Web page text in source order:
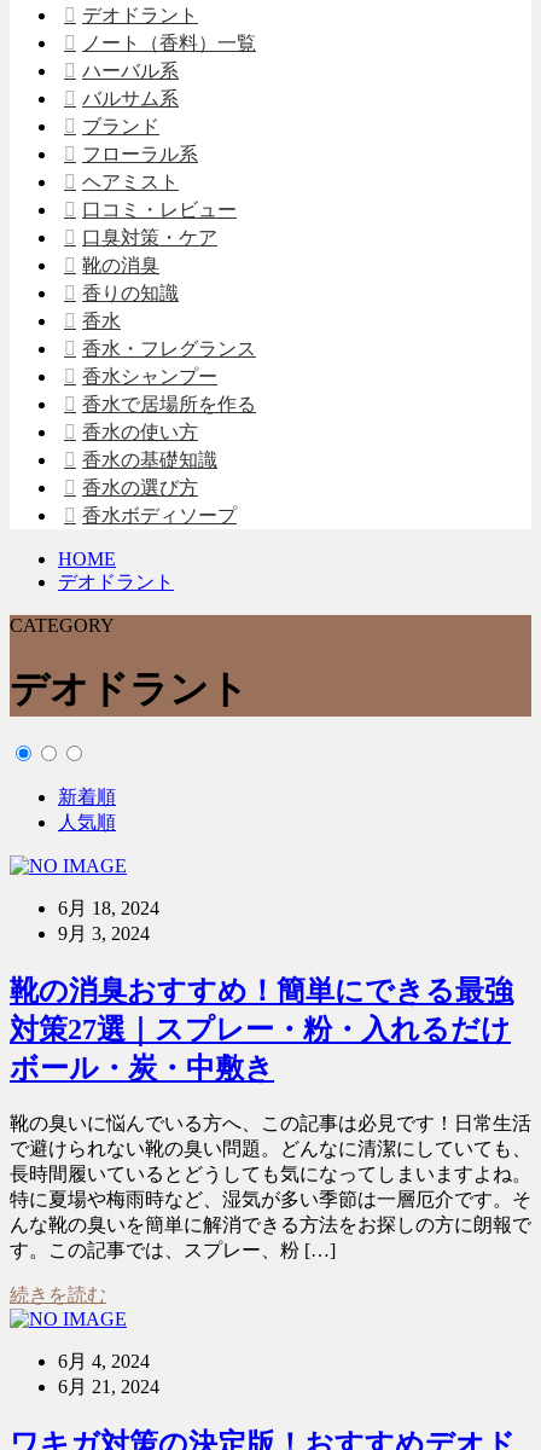
デオドラント
ノート（香料）一覧
ハーバル系
バルサム系
ブランド
フローラル系
ヘアミスト
口コミ・レビュー
口臭対策・ケア
靴の消臭
香りの知識
香水
香水・フレグランス
香水シャンプー
香水で居場所を作る
香水の使い方
香水の基礎知識
香水の選び方
香水ボディソープ
HOME
デオドラント
CATEGORY
デオドラント
新着順
人気順
6月 18, 2024
9月 3, 2024
靴の消臭おすすめ！簡単にできる最強
対策27選｜スプレー・粉・入れるだけ
ボール・炭・中敷き
靴の臭いに悩んでいる方へ、この記事は必見です！日常生活
で避けられない靴の臭い問題。どんなに清潔にしていても、
長時間履いているとどうしても気になってしまいますよね。
特に夏場や梅雨時など、湿気が多い季節は一層厄介です。そ
んな靴の臭いを簡単に解消できる方法をお探しの方に朗報で
す。この記事では、スプレー、粉 […]
続きを読む
6月 4, 2024
6月 21, 2024